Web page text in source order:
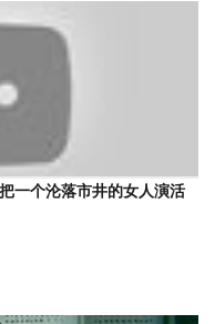
一个沦落市井的女人演活